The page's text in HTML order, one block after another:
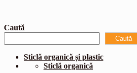
Caută
Caută
Sticlă organică și plastic
Sticlă organică